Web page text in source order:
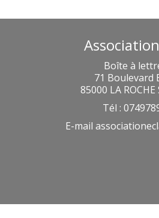
Boîte à
71 Boulevard
85000 LA ROCHE
Tél :
E-mail